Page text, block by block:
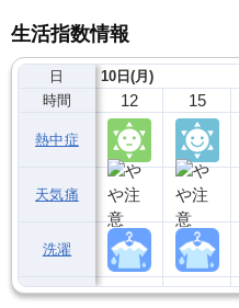
生活指数情報
日
時間
熱中症
天気痛
洗濯
10日(月)
12 15